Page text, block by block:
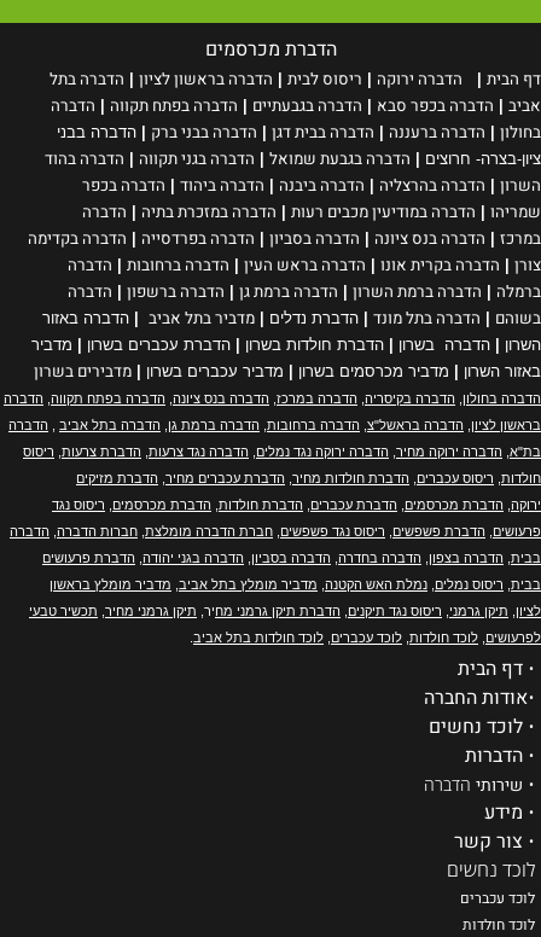
הדברת מכרסמים
דף הבית | הדברה ירוקה | ריסוס לבית | הדברה בראשון לציון | הדברה בתל
אביב | הדברה בכפר סבא | הדברה בגבעתיים | הדברה בפתח תקווה | הדברה
בחולון | הדברה ברעננה | הדברה בבית דגן | הדברה בבני ברק | הדברה בבני
ציון-בצרה- חרוצים | הדברה בגבעת שמואל | הדברה בגני תקווה | הדברה בהוד
השרון | הדברה בהרצליה | הדברה ביבנה | הדברה ביהוד | הדברה בכפר
שמריהו | הדברה במודיעין מכבים רעות | הדברה במזכרת בתיה | הדברה
במרכז | הדברה בנס ציונה | הדברה בסביון | הדברה בפרדסייה | הדברה בקדימה
צורן | הדברה בקרית אונו | הדברה בראש העין | הדברה ברחובות | הדברה
ברמלה | הדברה ברמת השרון | הדברה ברמת גן | הדברה ברשפון | הדברה
בשוהם | הדברה בתל מונד | הדברת נדלים | מדביר בתל אביב | הדברה באזור
השרון | הדברה בשרון | הדברת חולדות בשרון | הדברת עכברים בשרון | מדביר
באזור השרון | מדביר מכרסמים בשרון | מדביר עכברים בשרון | מדבירים בשרון
הדברה בחולון הדברה בקיסריה הדברה במרכז הדברה בנס ציונה הדברה בפתח תקווה הדברה
בראשון לציון
הדברה בראשל"צ הדברה ברחובות הדברה ברמת גן הדברה בתל אביב
הדברה
בת"א הדברה ירוקה מחיר הדברה ירוקה נגד נמלים הדברה נגד צרעות הדברת צרעות ריסוס
חולדות ריסוס עכברים הדברת חולדות מחיר הדברת עכברים מחיר הדברת מזיקים
ירוקה הדברת מכרסמים הדברת עכברים הדברת חולדות הדברת מכרסמים
ריסוס נגד
פרעושים
הדברת פשפשים ריסוס נגד פשפשים חברת הדברה מומלצת חברות הדברה הדברה
בבית הדברה בצפון הדברה בחדרה הדברה בסביון הדברה בגני יהודה הדברת פרעושים
בבית ריסוס נמלים נמלת האש הקטנה מדביר מומלץ בתל אביב מדביר מומלץ בראשון
לציון
תיקן גרמני ריסוס נגד תיקנים הדברת תיקן גרמני מחיר, תיקן גרמני מחיר תכשיר טבעי
לפרעושים לוכד חולדות לוכד עכברים לוכד חולדות בתל אביב
• דף הבית
•אודות החברה
• לוכד נחשים
• הדברות
• שירותי הדברה
• מידע
• צור קשר
לוכד נחשים
לוכד עכברים
לוכד חולדות